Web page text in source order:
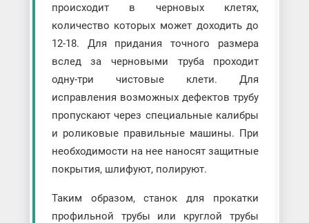
происходит в черновых клетях,
количество которых может доходить до
12-18. Для придания точного размера
вслед за черновыми труба проходит
одну-три чистовые клети. Для
исправления возможных дефектов трубу
пропускают через специальные калибры
и роликовые правильные машины. При
необходимости на нее наносят защитные
покрытия, шлифуют, полируют.
Таким образом, станок для прокатки
профильной трубы или круглой трубы